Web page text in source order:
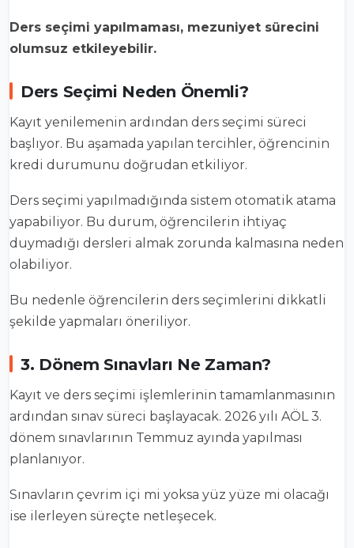
Ders seçimi yapılmaması, mezuniyet sürecini
olumsuz etkileyebilir.
Ders Seçimi Neden Önemli?
Kayıt yenilemenin ardından ders seçimi süreci
başlıyor. Bu aşamada yapılan tercihler, öğrencinin
kredi durumunu doğrudan etkiliyor.
Ders seçimi yapılmadığında sistem otomatik atama
yapabiliyor. Bu durum, öğrencilerin ihtiyaç
duymadığı dersleri almak zorunda kalmasına neden
olabiliyor.
Bu nedenle öğrencilerin ders seçimlerini dikkatli
şekilde yapmaları öneriliyor.
3. Dönem Sınavları Ne Zaman?
Kayıt ve ders seçimi işlemlerinin tamamlanmasının
ardından sınav süreci başlayacak. 2026 yılı AÖL 3.
dönem sınavlarının Temmuz ayında yapılması
planlanıyor.
Sınavların çevrim içi mi yoksa yüz yüze mi olacağı
ise ilerleyen süreçte netleşecek.